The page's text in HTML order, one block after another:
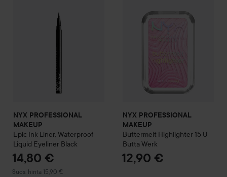
NYX PROFESSIONAL
MAKEUP
Epic Ink Liner, Waterproof
Liquid Eyeliner Black
14,80 €
Suos. hinta 15,90 €
Suositeltu hinta 15,90 €
NYX PROFESSIONAL
MAKEUP
Buttermelt Highlighter 15 U
Butta Werk
12,90 €